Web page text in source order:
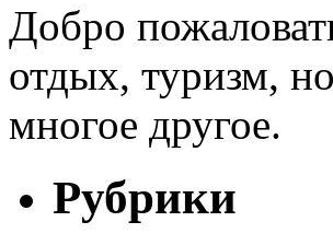
Добро
отдых, туризм,
многое другое.
Рубрики